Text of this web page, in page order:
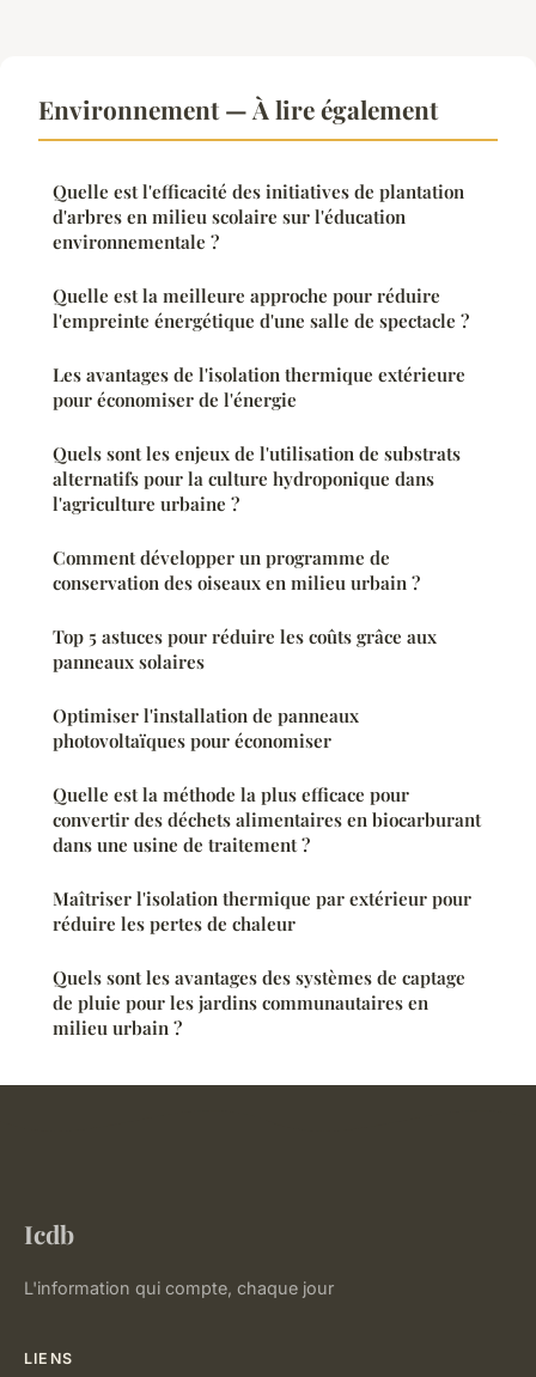
Environnement — À lire également
Quelle est l'efficacité des initiatives de plantation
d'arbres en milieu scolaire sur l'éducation
environnementale ?
Quelle est la meilleure approche pour réduire
l'empreinte énergétique d'une salle de spectacle ?
Les avantages de l'isolation thermique extérieure
pour économiser de l'énergie
Quels sont les enjeux de l'utilisation de substrats
alternatifs pour la culture hydroponique dans
l'agriculture urbaine ?
Comment développer un programme de
conservation des oiseaux en milieu urbain ?
Top 5 astuces pour réduire les coûts grâce aux
panneaux solaires
Optimiser l'installation de panneaux
photovoltaïques pour économiser
Quelle est la méthode la plus efficace pour
convertir des déchets alimentaires en biocarburant
dans une usine de traitement ?
Maîtriser l'isolation thermique par extérieur pour
réduire les pertes de chaleur
Quels sont les avantages des systèmes de captage
de pluie pour les jardins communautaires en
milieu urbain ?
Icdb
L'information qui compte, chaque jour
LIENS